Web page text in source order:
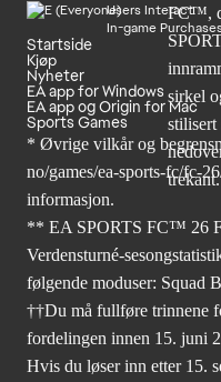
Users Interact
In-game
Startside
Kjøp
Nyheter
EA app for Windows
EA app og Origin for Mac
Sports Games
* Øvrige vilkår og
no/games/ea-sports-fc/fc-26
informasjon.
** EA SPORTS FC™ 26
Verdensturné-
følgende moduser: Squad
††Du må fullføre trinnene
fordelingen innen 15. juni
Hvis du løser inn etter 15.